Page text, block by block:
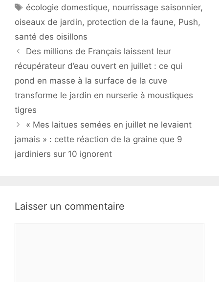
Étiquettes
écologie domestique, nourrissage saisonnier,
oiseaux de jardin, protection de la faune, Push,
santé des oisillons
Des millions de Français laissent leur
récupérateur d’eau ouvert en juillet : ce qui
pond en masse à la surface de la cuve
transforme le jardin en nurserie à moustiques
tigres
« Mes laitues semées en juillet ne levaient
jamais » : cette réaction de la graine que 9
jardiniers sur 10 ignorent
Laisser un commentaire